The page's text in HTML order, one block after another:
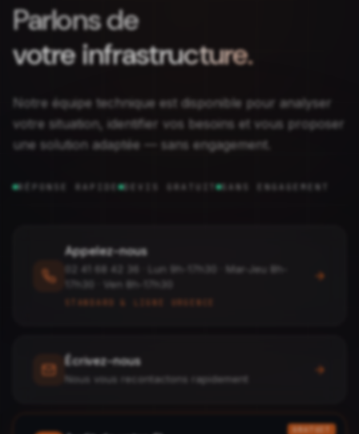
Parlons de
votre infrastructure.
Notre équipe technique est disponible pour analyser
votre situation, identifier vos besoins et vous proposer
une solution adaptée — sans engagement.
RÉPONSE RAPIDE DEVIS GRATUIT SANS ENGAGEMENT
Appelez-nous
02 41 68 42 36
Lun 9h-17h30 · Mar-Jeu 8h-
17h30 · Ven 8h-17h30
STANDARD & LIGNE URGENCE
Écrivez-nous
Nous vous recontactons rapidement
GRATUIT